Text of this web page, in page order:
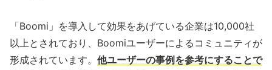
「Boomi」を導入して効果をあげている企業は10,000社
以上とされており、Boomiユーザーによるコミュニティが
形成されています。 他ユーザーの事例を参考にすることで